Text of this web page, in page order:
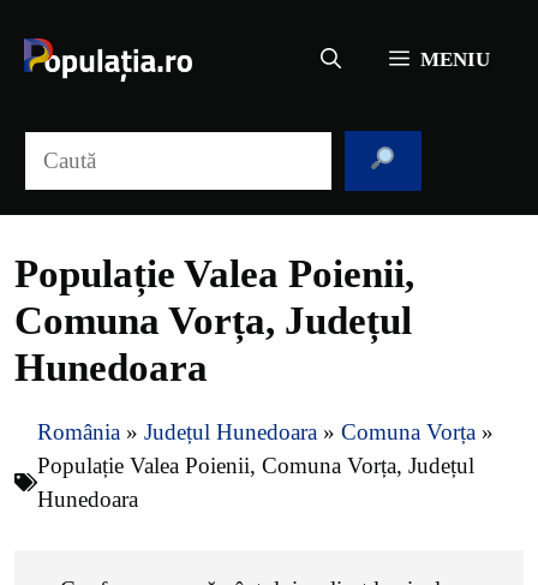
conținut
MENIU
Populație Valea Poienii,
Comuna Vorța, Județul
Hunedoara
România » Județul Hunedoara » Comuna Vorța »
Populație Valea Poienii, Comuna Vorța, Județul
Hunedoara